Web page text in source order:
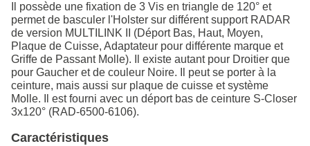
Il possède une fixation de 3 Vis en triangle de 120° et
permet de basculer l'Holster sur différent support RADAR
de version MULTILINK II (Déport Bas, Haut, Moyen,
Plaque de Cuisse, Adaptateur pour différente marque et
Griffe de Passant Molle). Il existe autant pour Droitier que
pour Gaucher et de couleur Noire. Il peut se porter à la
ceinture, mais aussi sur plaque de cuisse et système
Molle. Il est fourni avec un déport bas de ceinture S-Closer
3x120° (RAD-6500-6106).
Caractéristiques